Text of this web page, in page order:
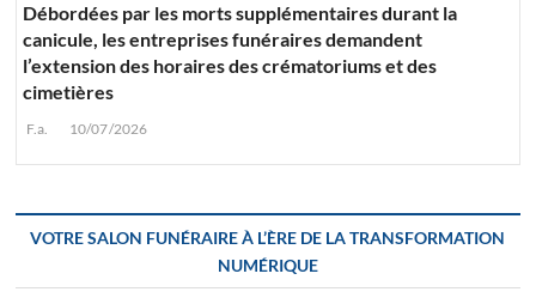
Débordées par les morts supplémentaires durant la
canicule, les entreprises funéraires demandent
l’extension des horaires des crématoriums et des
cimetières
F.a. 10/07/2026
VOTRE SALON FUNÉRAIRE À L’ÈRE DE LA TRANSFORMATION
NUMÉRIQUE